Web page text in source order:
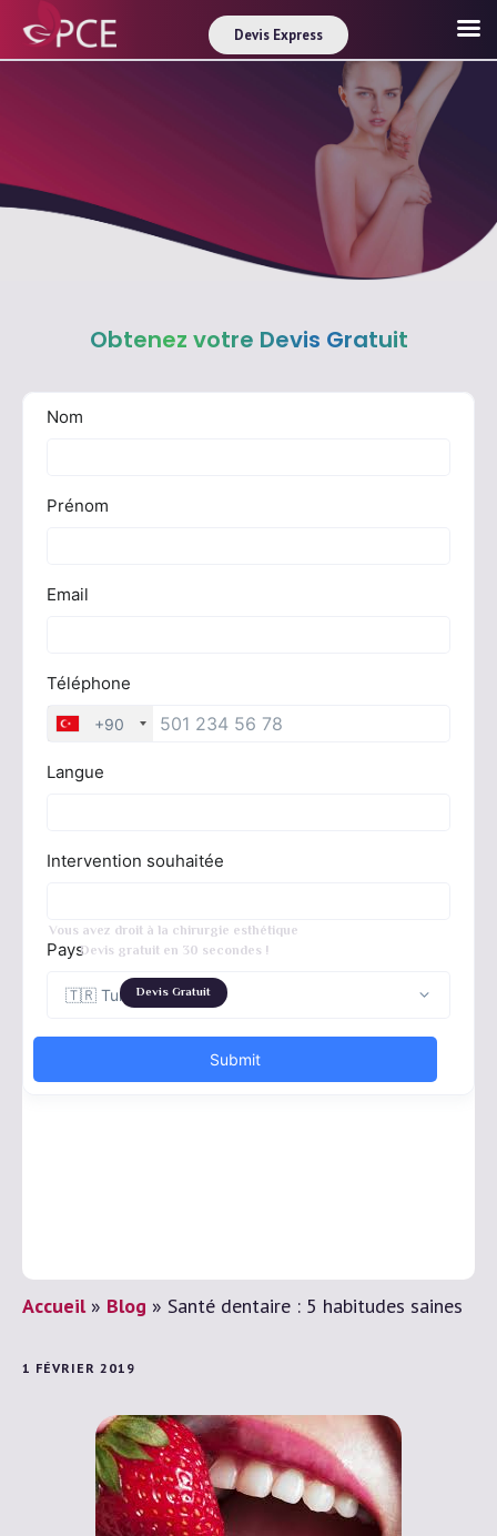
Vous avez droit à la chirurgie esthétique
Devis gratuit en 30 secondes !
Devis Gratuit
Obtenez votre Devis Gratuit
Accueil» Blog » Santé dentaire : 5 habitudes saines
1 FÉVRIER 2019
Devis Express